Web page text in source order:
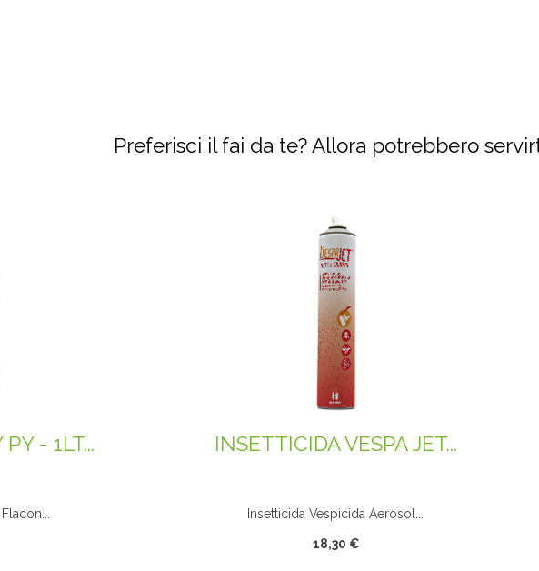
Preferisci il fai da te? Allora potrebbero
- 1LT... INSETTICIDA VESPA JET...
Insetticida Vespicida Aerosol...
18,30 €